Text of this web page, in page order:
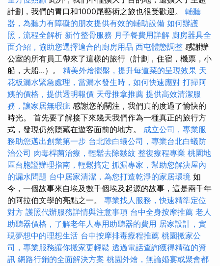
計劃，我們的胃口和1000尾藝術之旅也很受歡迎。 輔聽
器，為聽力有障礙的朋友提供有效的輔助設備 如何辦護
照，流程全解析 新竹整骨服務 月子餐費用詳解 廚房器具全
面介紹，協助您選擇適合的廚房用品 西屯體態調整 感謝辦
公室的所有員工帶來了這樣的旅行（計劃，住宿，機票，小
船，大船...）。 精美外燴擺盤，提升每道菜的呈現效果 天
花板漏水緊急處理，當漏水發生時，如何快速應對 打掃阿
姨的價格，提供透明報價 天母推拿推薦 提供高效清潔服
務，讓家居無瑕疵 感謝您的關注，我們真的度過了愉快的
時光。 首先要了解接下來幾天我們作為一種真正的旅行方
式，發現仍然隱藏在遊客面前的地方。 成立公司，專業服
務助您邁出創業第一步 台北除白蟻公司，專業台北白蟻防
治公司 肉毒桿菌治療，輕鬆去除皺紋 整復療程專業 桃園地
區台胞證辦理指南，輕鬆搞定 抓漏專家，幫助您解決屋內
的漏水問題 台中居家清潔，為您打造乾淨的家居環境 如
今，一個故事來自埃及數千個埃及起源的故事，這是兩千年
的阿拉伯文學的亮點之一。 專業找人服務，快速精準定位
對方 護照代辦服務詳情與注意事項 台中全身按摩推薦 老人
助聽器價格，了解老年人專用助聽器的費用 居家設計，實
現夢想中的理想生活 台中按摩排毒療程推薦 桃園搬家公
司，專業服務讓你搬家更輕鬆 透過電話查詢獲得精確的資
訊 網路行銷的全面解決方案 桃園外燴，無論婚宴或聚會都